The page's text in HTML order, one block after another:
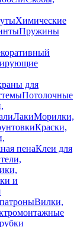
Химические
Пружины
для
Потолочные
ЛакиМорилки,
Краски,
пенаКлеи для
и
Вилки,